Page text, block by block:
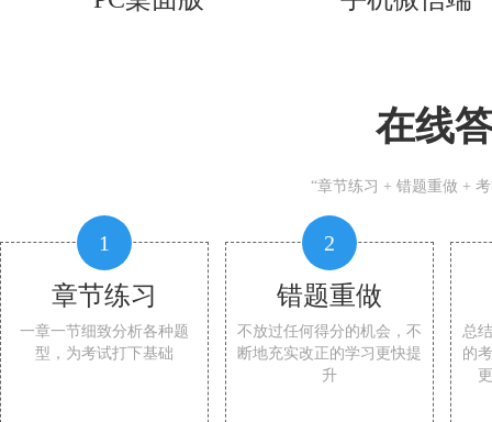
在线
“章节练习 + 错题重做 +
1
章节练习
一章一节细致分析各种题
型，为考试打下基础
2
错题重做
不放过任何得分的机会，不
断地充实改正的学习更快提
升
总
的